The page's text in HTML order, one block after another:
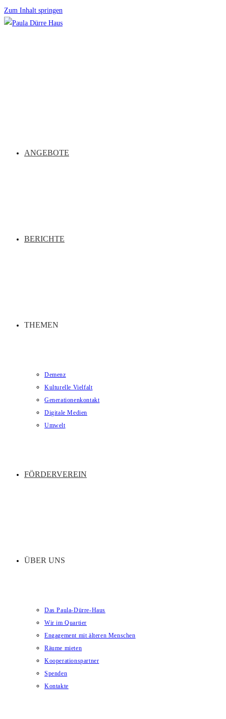
Zum Inhalt springen
ANGEBOTE
BERICHTE
THEMEN
Demenz
Kulturelle Vielfalt
Generationenkontakt
Digitale Medien
Umwelt
FÖRDERVEREIN
ÜBER UNS
Das Paula-Dürre-Haus
Wir im Quartier
Engagement mit älteren Menschen
Räume mieten
Kooperationspartner
Spenden
Kontakte